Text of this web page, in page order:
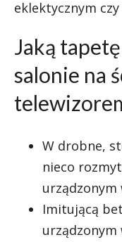
eklektycznym
Jaką
salonie na
W drobne,
nieco
urządzonym
Imitującą